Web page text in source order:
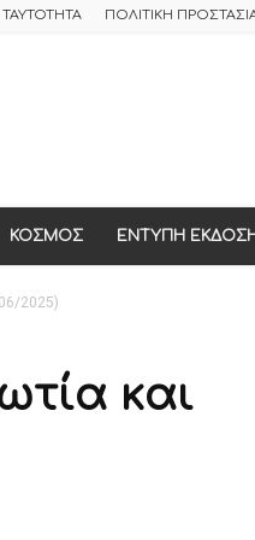
ΤΑΥΤΟΤΗΤΑ ΠΟΛΙΤΙΚΗ
ΚΟΣΜΟΣ ΕΝΤΥΠΗ
2025)
και